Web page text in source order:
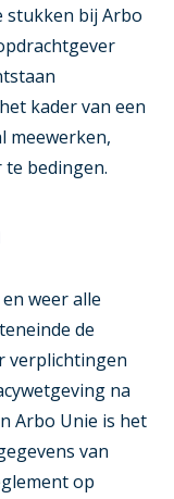
stukken bij Arbo
kader van een
meewerken,
bedingen.
weer alle
de
verplichtingen
na
Arbo Unie is het
van
op